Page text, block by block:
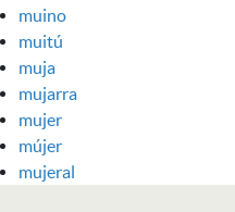
muino
muitú
muja
mujarra
mujer
mújer
mujeral